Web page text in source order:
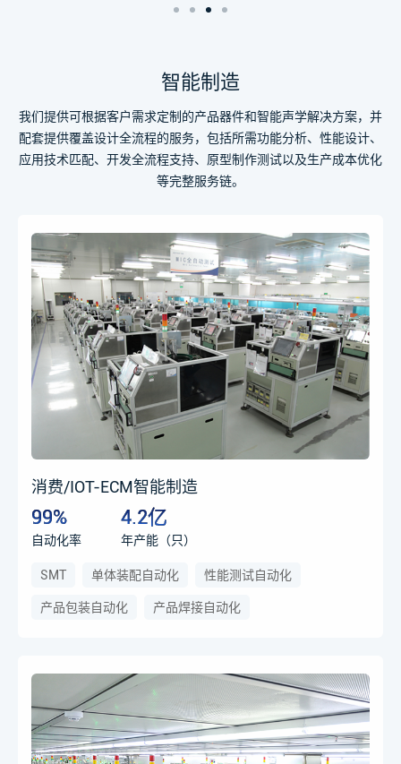
智能制造
我们提供可根据客户需求定制的产品器件和智能声学解决方案，并
配套提供覆盖设计全流程的服务，包括所需功能分析、性能设计、
应用技术匹配、开发全流程支持、原型制作测试以及生产成本优化
等完整服务链。​
消费/IOT-ECM智能制造
99%
自动化率
4.2亿
年产能（只）
SMT 单体装配自动化 性能测试自动化
产品包装自动化 产品焊接自动化